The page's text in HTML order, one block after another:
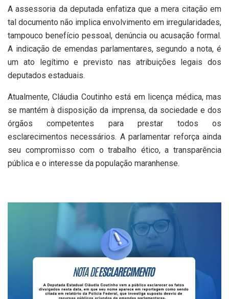
A assessoria da deputada enfatiza que a mera citação em
tal documento não implica envolvimento em irregularidades,
tampouco benefício pessoal, denúncia ou acusação formal.
A indicação de emendas parlamentares, segundo a nota, é
um ato legítimo e previsto nas atribuições legais dos
deputados estaduais.
Atualmente, Cláudia Coutinho está em licença médica, mas
se mantém à disposição da imprensa, da sociedade e dos
órgãos competentes para prestar todos os
esclarecimentos necessários. A parlamentar reforça ainda
seu compromisso com o trabalho ético, a transparência
pública e o interesse da população maranhense.